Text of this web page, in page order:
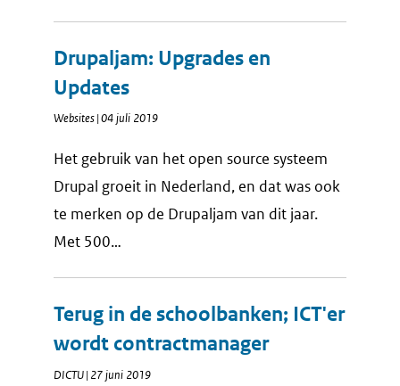
Drupaljam: Upgrades en
Updates
Websites | 04 juli 2019
Het gebruik van het open source systeem
Drupal groeit in Nederland, en dat was ook
te merken op de Drupaljam van dit jaar.
Met 500…
Terug in de schoolbanken; ICT'er
wordt contractmanager
DICTU | 27 juni 2019